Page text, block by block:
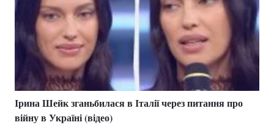
Ірина Шейк зганьбилася в Італії через питання про
війну в Україні (відео)